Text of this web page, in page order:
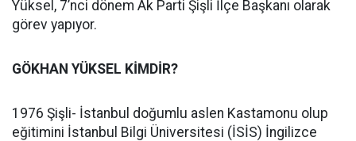
Yüksel, 7’nci dönem Ak Parti Şişli İlçe Başkanı olarak
görev yapıyor.
GÖKHAN YÜKSEL KİMDİR?
1976 Şişli- İstanbul doğumlu aslen Kastamonu olup
eğitimini İstanbul Bilgi Üniversitesi (İSİS) İngilizce